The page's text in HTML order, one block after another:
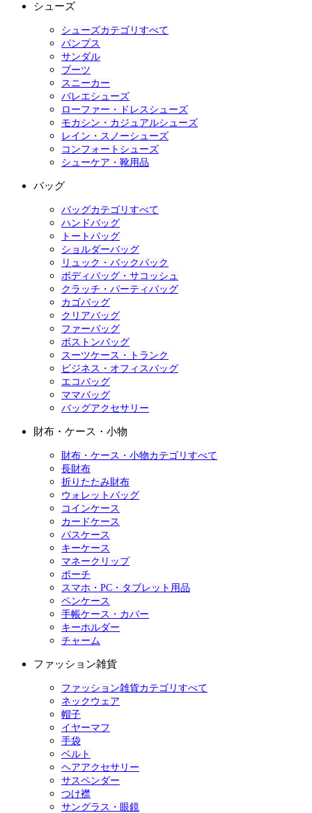
シューズ
シューズカテゴリすべて
パンプス
サンダル
ブーツ
スニーカー
バレエシューズ
ローファー・ドレスシューズ
モカシン・カジュアルシューズ
レイン・スノーシューズ
コンフォートシューズ
シューケア・靴用品
バッグ
バッグカテゴリすべて
ハンドバッグ
トートバッグ
ショルダーバッグ
リュック・バックパック
ボディバッグ・サコッシュ
クラッチ・パーティバッグ
カゴバッグ
クリアバッグ
ファーバッグ
ボストンバッグ
スーツケース・トランク
ビジネス・オフィスバッグ
エコバッグ
ママバッグ
バッグアクセサリー
財布・ケース・小物
財布・ケース・小物カテゴリすべて
長財布
折りたたみ財布
ウォレットバッグ
コインケース
カードケース
パスケース
キーケース
マネークリップ
ポーチ
スマホ・PC・タブレット用品
ペンケース
手帳ケース・カバー
キーホルダー
チャーム
ファッション雑貨
ファッション雑貨カテゴリすべて
ネックウェア
帽子
イヤーマフ
手袋
ベルト
ヘアアクセサリー
サスペンダー
つけ襟
サングラス・眼鏡